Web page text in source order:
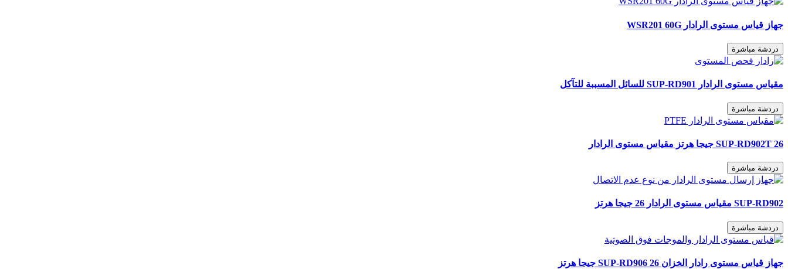
جهاز قياس مستوى الرادار WSR201 60G
دردشة مباشرة
مقياس مستوى الرادار SUP-RD901 للسائل المسببة للتآكل
دردشة مباشرة
SUP-RD902T 26 جيجا هرتز مقياس مستوى الرادار
دردشة مباشرة
SUP-RD902 مقياس مستوى الرادار 26 جيجا هرتز
دردشة مباشرة
جهاز قياس مستوى رادار الخزان SUP-RD906 26 جيجا هرتز